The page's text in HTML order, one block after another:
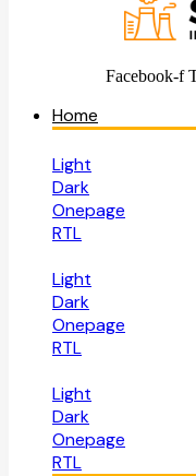
Facebook-f
Home
Light
Dark
Onepage
RTL
Light
Dark
Onepage
RTL
Light
Dark
Onepage
RTL